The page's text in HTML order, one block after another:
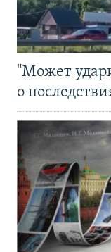
"Может
о